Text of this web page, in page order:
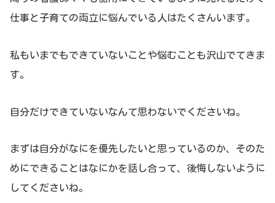
仕事と子育ての両立に悩んでいる人はたくさんいます。
私もいまでもできていないことや悩むことも沢山でてきま
す。
自分だけできていないなんて思わないでくださいね。
まずは自分がなにを優先したいと思っているのか、そのた
めにできることはなにかを話し合って、後悔しないように
してくださいね。